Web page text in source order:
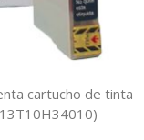
cartucho de tinta